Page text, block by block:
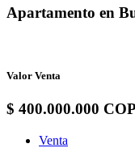
Apartamento en
Valor Venta
$ 400.000.000 COP
Venta